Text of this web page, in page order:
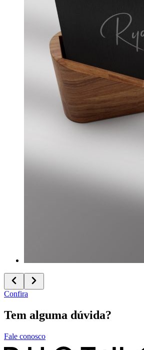
Confira
Tem alguma dúvida?
Fale conosco